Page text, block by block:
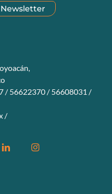
/ 56622370 / 56608031 /
/
LinkedinInstagram